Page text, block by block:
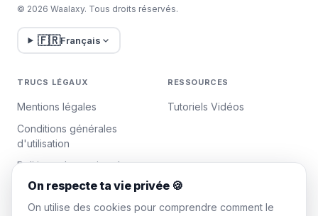
© 2026 Waalaxy. Tous droits réservés.
🇫🇷Français
TRUCS LÉGAUX
Mentions légales
Conditions générales
d'utilisation
Politique de gestion des
données
Gérer les cookies
RESSOURCES
Tutoriels Vidéos
On respecte ta vie privée 🍪
On utilise des cookies pour comprendre comment le